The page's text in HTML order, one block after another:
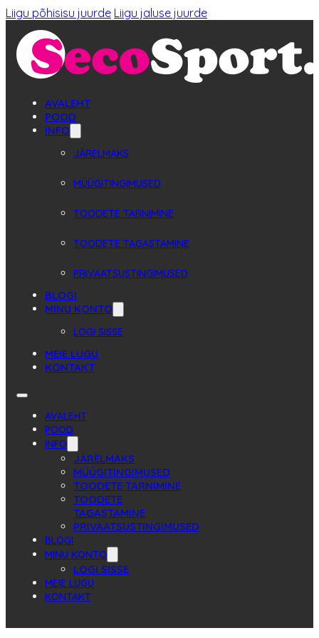
Liigu põhisisu juurde Liigu jaluse juurde
AVALEHT
POOD
INFO
JÄRELMAKS
MÜÜGITINGIMUSED
TOODETE TARNIMINE
TOODETE TAGASTAMINE
PRIVAATSUSTINGIMUSED
BLOGI
MINU KONTO
LOGI SISSE
MEIE LUGU
KONTAKT
AVALEHT
POOD
INFO
JÄRELMAKS
MÜÜGITINGIMUSED
TOODETE TARNIMINE
TOODETE
TAGASTAMINE
PRIVAATSUSTINGIMUSED
BLOGI
MINU KONTO
LOGI SISSE
MEIE LUGU
KONTAKT